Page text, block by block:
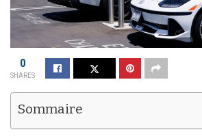
0
SHARES
Sommaire